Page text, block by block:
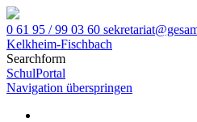
0 61 95 / 99 03 60
Kelkheim-Fischbach
Searchform
SchulPortal
Navigation überspringen